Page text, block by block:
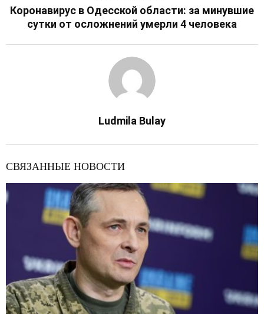
Коронавирус в Одесской области: за минувшие
сутки от осложнений умерли 4 человека
Ludmila Bulay
СВЯЗАННЫЕ НОВОСТИ